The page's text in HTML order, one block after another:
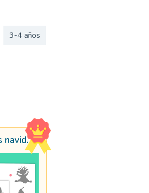
3-4 años
Sombras de animales navideños